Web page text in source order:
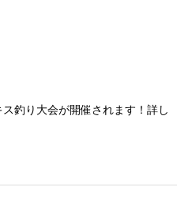
釣り大会が開催されます！詳し